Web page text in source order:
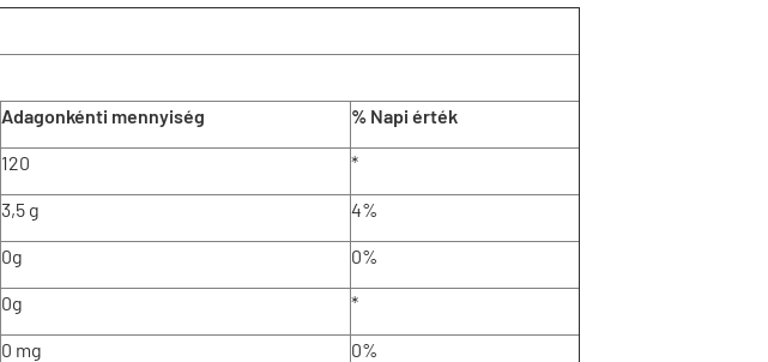
Adagonkénti mennyiség % Napi érték
120 *
3,5 g 4%
0g 0%
0g *
0 mg 0%